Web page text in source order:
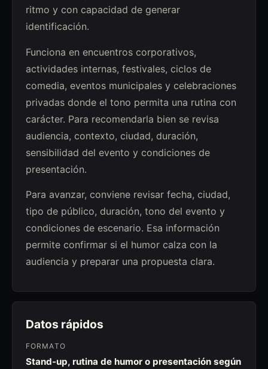
ritmo y con capacidad de generar
identificación.
Funciona en encuentros corporativos,
actividades internas, festivales, ciclos de
comedia, eventos municipales y celebraciones
privadas donde el tono permita una rutina con
carácter. Para recomendarla bien se revisa
audiencia, contexto, ciudad, duración,
sensibilidad del evento y condiciones de
presentación.
Para avanzar, conviene revisar fecha, ciudad,
tipo de público, duración, tono del evento y
condiciones de escenario. Esa información
permite confirmar si el humor calza con la
audiencia y preparar una propuesta clara.
Datos rápidos
FORMATO
Stand-up, rutina de humor o presentación según